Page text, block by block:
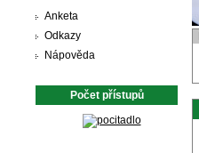
Anketa
Odkazy
Nápověda
Počet přístupů